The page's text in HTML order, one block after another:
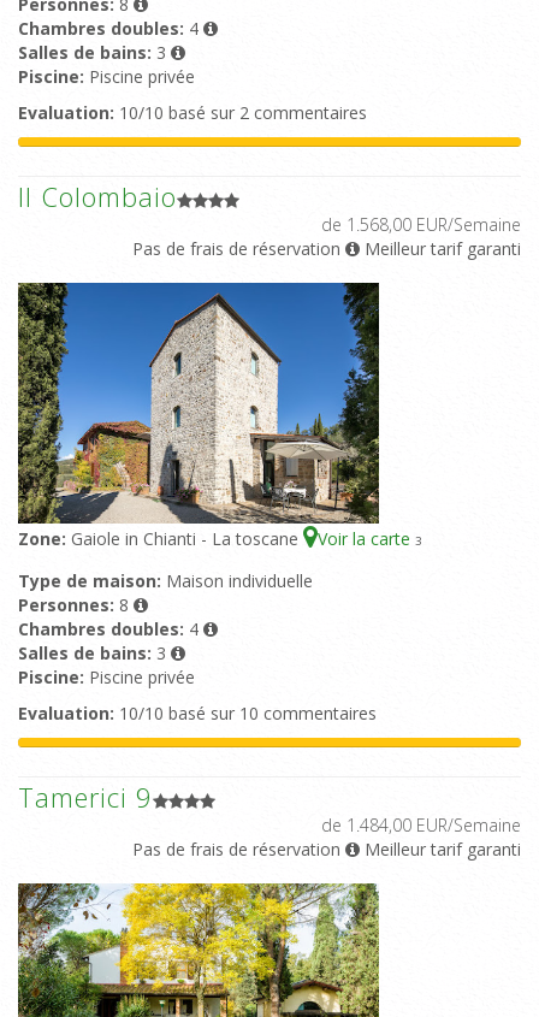
Chambres doubles: 4
Salles de bains: 3
Piscine: Piscine privée
Evaluation: 10/10 basé sur 2 commentaires
Il Colombaio
de 1.568,00 EUR/Semaine
Pas de frais de réservation
Meilleur tarif garanti
Zone: Gaiole in Chianti - La toscane Voir la carte 3
Type de maison: Maison individuelle
Personnes: 8
Chambres doubles: 4
Salles de bains: 3
Piscine: Piscine privée
Evaluation: 10/10 basé sur 10 commentaires
Tamerici 9
de 1.484,00 EUR/Semaine
Pas de frais de réservation
Meilleur tarif garanti